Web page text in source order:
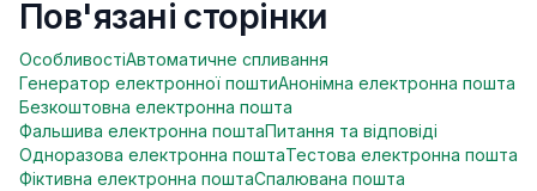
Пов'язані сторінки
ОсобливостіАвтоматичне спливання
Генератор електронної поштиАнонімна електронна пошта
Безкоштовна електронна пошта
Фальшива електронна поштаПитання та відповіді
Одноразова електронна поштаТестова електронна пошта
Фіктивна електронна поштаСпалювана пошта